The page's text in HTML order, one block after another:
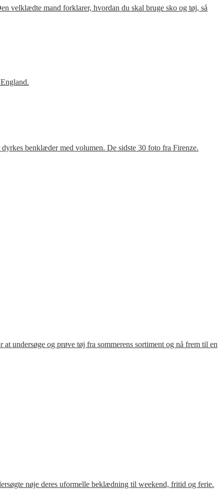
velklædte mand forklarer, hvordan du skal bruge sko og tøj, så
benklæder med volumen. De sidste 30 foto fra Firenze.
undersøge og prøve tøj fra sommerens sortiment og nå frem til en
nøje deres uformelle beklædning til weekend, fritid og ferie.